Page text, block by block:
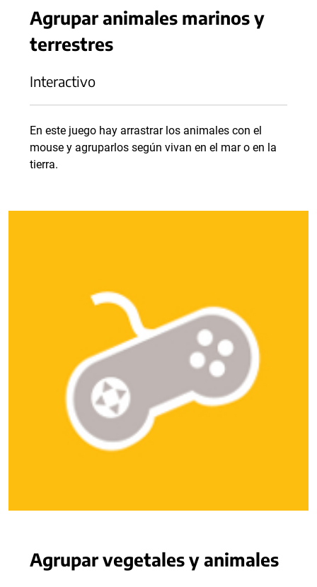
Agrupar animales marinos y
terrestres
Interactivo
En este juego hay arrastrar los animales con el
mouse y agruparlos según vivan en el mar o en la
tierra.
Agrupar vegetales y animales